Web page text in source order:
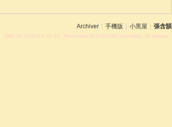
Archiver 手機版 小黑屋 張含韻
GMT+8, 2026-8-6 17:14 , Processed in 0.025434 second(s), 13 queries .